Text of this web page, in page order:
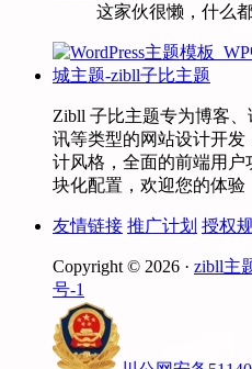
这家伙很懒，什么
Zibll 子比主题专为博客
讯等类型的网站设计开发
计风格，全面的前端用户
块化配置，欢迎您的体验
友情链接 推广计划 授权
Copyright © 2026 · zibll主
号-1